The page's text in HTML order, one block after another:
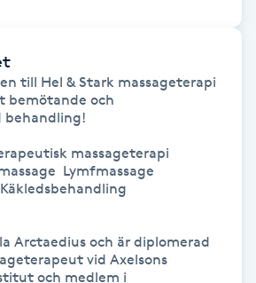
till Hel & Stark massageterapi
bemötande och
behandling!
massageterapi
Lymfmassage
Arctaedius och är diplomerad
vid Axelsons
och medlem i